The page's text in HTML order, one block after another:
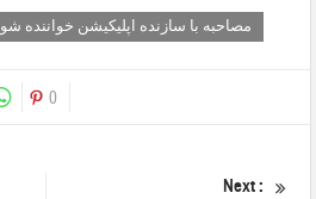
مصاحبه با سازنده اپلیکیشن خواننده شو
0
Next :